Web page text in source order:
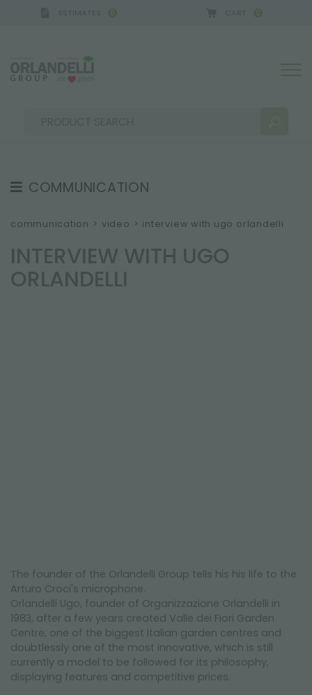
0 0
COMMUNICATION
TESTIMONIAL
VIDEO
communication > video > interview with ugo orlandelli
INTERVIEW WITH UGO
ORLANDELLI
The founder of the Orlandelli Group tells his his life to the
Arturo Croci's microphone.
Orlandelli Ugo, founder of Organizzazione Orlandelli in
1983, after a few years created Valle dei Fiori Garden
Centre, one of the biggest Italian garden centres and
doubtlessly one of the most innovative, which is still
currently a model to be followed for its philosophy,
displaying features and competitive prices.